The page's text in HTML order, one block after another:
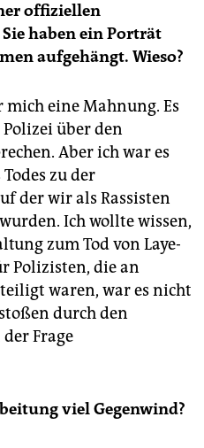
offiziellen
haben ein Porträt
aufgehängt. Wieso?
mich eine Mahnung. Es
über den
Aber ich war es
zu der
der wir als Rassisten
Ich wollte wissen,
zum Tod von Laye-
Polizisten, die an
waren, war es nicht
durch den
Frage
viel Gegenwind?